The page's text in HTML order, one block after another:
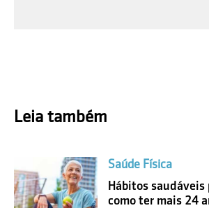
Leia também
Saúde Física
Hábitos
como ter mais 24